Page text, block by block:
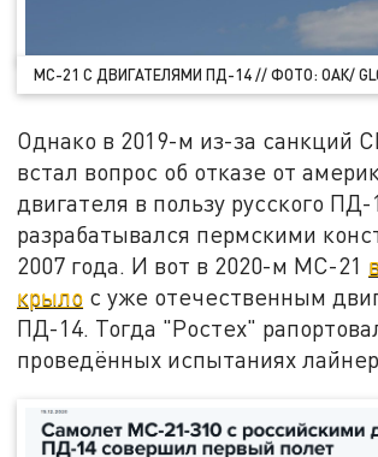
МС-21 С ДВИГАТЕЛЯМИ ПД-14 // ФОТО: ОАК/
Однако в 2019-м из-за санкций
встал вопрос об отказе от
двигателя в пользу русского
разрабатывался пермскими
2007 года. И вот в 2020-м МС-21
крыло с уже отечественным
ПД-14. Тогда "Ростех"
проведённых испытаниях